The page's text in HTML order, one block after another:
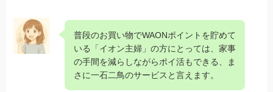
普段のお買い物でWAONポイントを貯めて
いる「イオン主婦」の方にとっては、家事
の手間を減らしながらポイ活もできる、ま
さに一石二鳥のサービスと言えます。